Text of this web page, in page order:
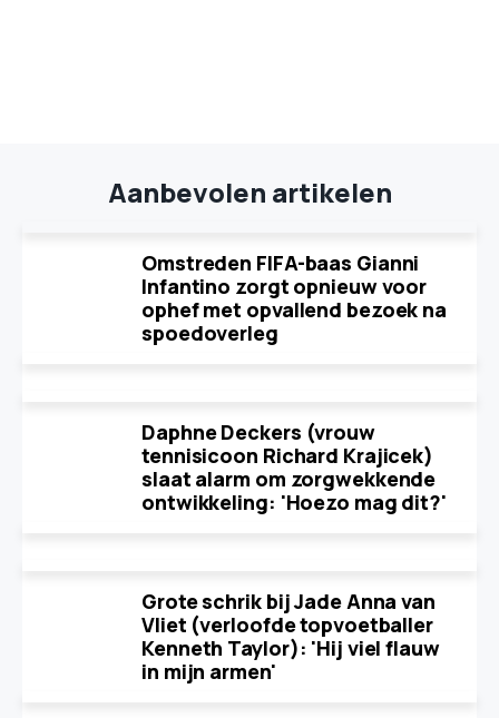
Aanbevolen artikelen
Omstreden FIFA-baas Gianni
Infantino zorgt opnieuw voor
ophef met opvallend bezoek na
spoedoverleg
Daphne Deckers (vrouw
tennisicoon Richard Krajicek)
slaat alarm om zorgwekkende
ontwikkeling: 'Hoezo mag dit?'
Grote schrik bij Jade Anna van
Vliet (verloofde topvoetballer
Kenneth Taylor): 'Hij viel flauw
in mijn armen'